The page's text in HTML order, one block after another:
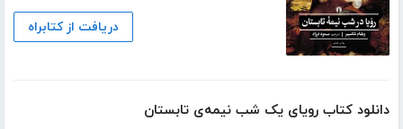
دریافت از کتابراه
دانلود کتاب رویای یک شب نیمه‌ی تابستان